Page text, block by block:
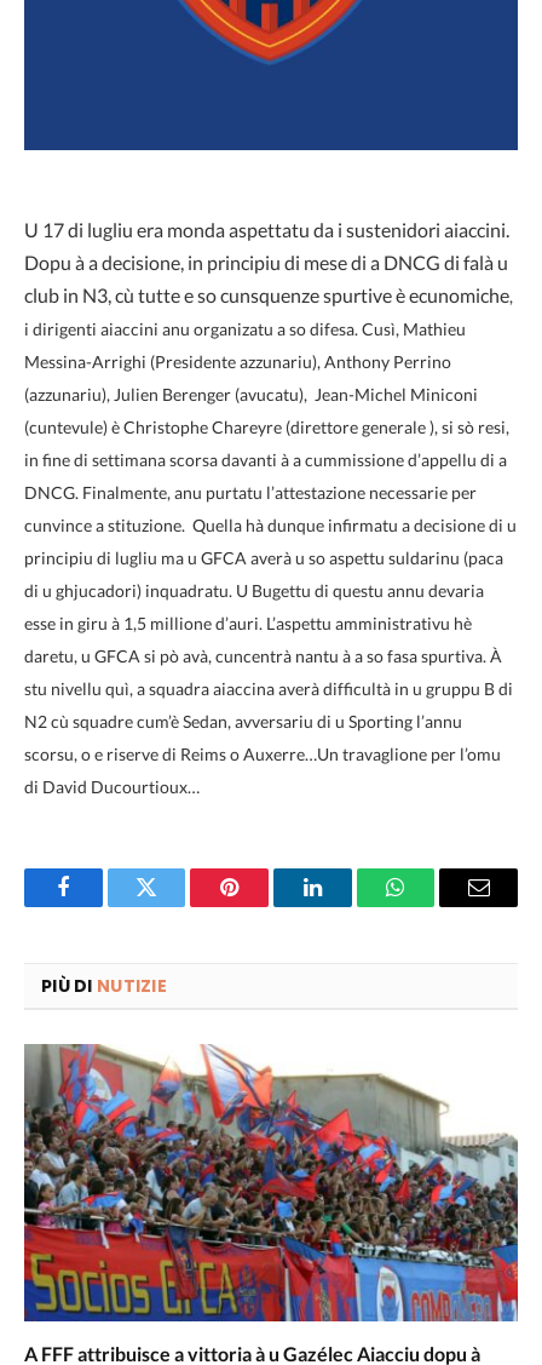
U 17 di lugliu era monda aspettatu da i sustenidori aiaccini.
Dopu à a decisione, in principiu di mese di a DNCG di falà u
club in N3, cù tutte e so cunsquenze spurtive è ecunomiche,
i dirigenti aiaccini anu organizatu a so difesa. Cusì, Mathieu
Messina-Arrighi (Presidente azzunariu), Anthony Perrino
(azzunariu), Julien Berenger (avucatu), Jean-Michel Miniconi
(cuntevule) è Christophe Chareyre (direttore generale ), si sò resi,
in fine di settimana scorsa davanti à a cummissione d’appellu di a
DNCG. Finalmente, anu purtatu l’attestazione necessarie per
cunvince a stituzione. Quella hà dunque infirmatu a decisione di u
principiu di lugliu ma u GFCA averà u so aspettu suldarinu (paca
di u ghjucadori) inquadratu. U Bugettu di questu annu devaria
esse in giru à 1,5 millione d’auri. L’aspettu amministrativu hè
daretu, u GFCA si pò avà, cuncentrà nantu à a so fasa spurtiva. À
stu nivellu quì, a squadra aiaccina averà difficultà in u gruppu B di
N2 cù squadre cum’è Sedan, avversariu di u Sporting l’annu
scorsu, o e riserve di Reims o Auxerre…Un travaglione per l’omu
di David Ducourtioux…
FacebookTwitter Pinterest LinkedInWhatsAppEmail
PIÙ DI NUTIZIE
A FFF attribuisce a vittoria à u Gazélec Aiacciu dopu à